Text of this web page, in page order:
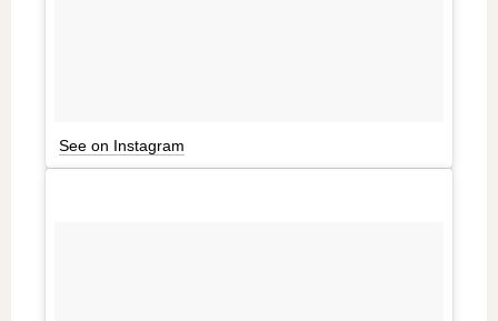
See on Instagram